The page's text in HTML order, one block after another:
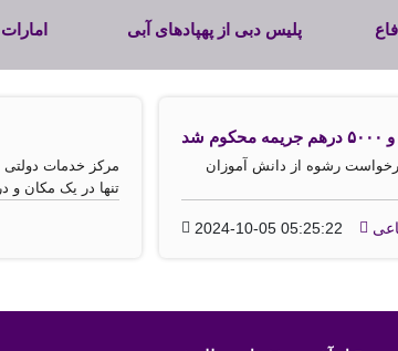
پلیس دبی از پهپادهای آبی
رونمایی کرد
مرکز خدمات دولتی
تنها در یک مکان و
درخواست رشوه از دانش آموزان
2024-10-05 05:25:22